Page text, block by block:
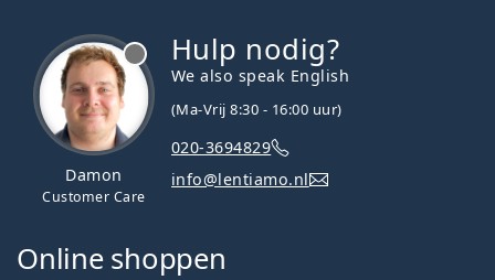
Damon
Customer Care
Hulp nodig?
We also speak English
(Ma-Vrij 8:30 - 16:00 uur)
020-3694829
info@lentiamo.nl
Online shoppen